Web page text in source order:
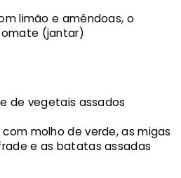
limão e amêndoas, o
(jantar)
de vegetais assados
molho de verde, as migas
e as batatas assadas